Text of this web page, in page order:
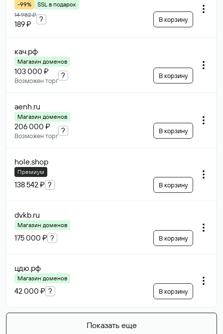
-99%
SSL в подарок
14 982 ₽
189 ₽
? В корзину
кач.рф
Магазин доменов
103 000 ₽
Возможен торг
? В корзину
aenh.ru
Магазин доменов
206 000 ₽
Возможен торг
? В корзину
hole.shop
Премиум
138 542 ₽ ? В корзину
dvkb.ru
Магазин доменов
175 000 ₽ ? В корзину
цдю.рф
Магазин доменов
42 000 ₽ ? В корзину
Показать еще